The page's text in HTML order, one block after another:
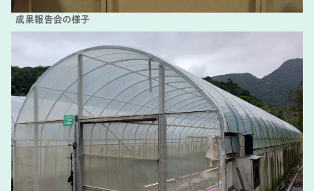
成果報告会の様子